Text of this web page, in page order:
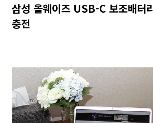
삼성 올웨이즈 USB-C 보조배터
충전